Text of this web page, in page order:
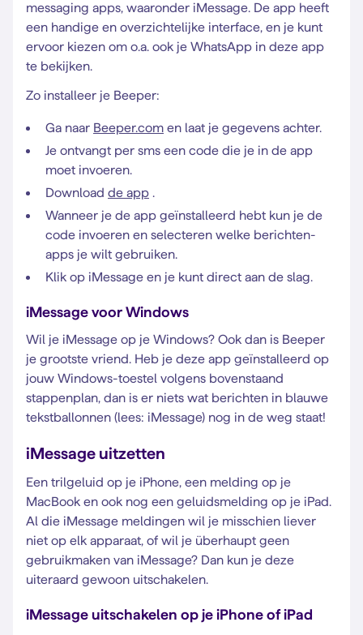
messaging apps, waaronder iMessage. De app heeft
een handige en overzichtelijke interface, en je kunt
ervoor kiezen om o.a. ook je WhatsApp in deze app
te bekijken.
Zo installeer je Beeper:
Ga naar Beeper.com en laat je gegevens achter.
Je ontvangt per sms een code die je in de app
moet invoeren.
Download de app .
Wanneer je de app geïnstalleerd hebt kun je de
code invoeren en selecteren welke berichten-
apps je wilt gebruiken.
Klik op iMessage en je kunt direct aan de slag.
iMessage voor Windows
Wil je iMessage op je Windows? Ook dan is Beeper
je grootste vriend. Heb je deze app geïnstalleerd op
jouw Windows-toestel volgens bovenstaand
stappenplan, dan is er niets wat berichten in blauwe
tekstballonnen (lees: iMessage) nog in de weg staat!
iMessage uitzetten
Een trilgeluid op je iPhone, een melding op je
MacBook en ook nog een geluidsmelding op je iPad.
Al die iMessage meldingen wil je misschien liever
niet op elk apparaat, of wil je überhaupt geen
gebruikmaken van iMessage? Dan kun je deze
uiteraard gewoon uitschakelen.
iMessage uitschakelen op je iPhone of iPad